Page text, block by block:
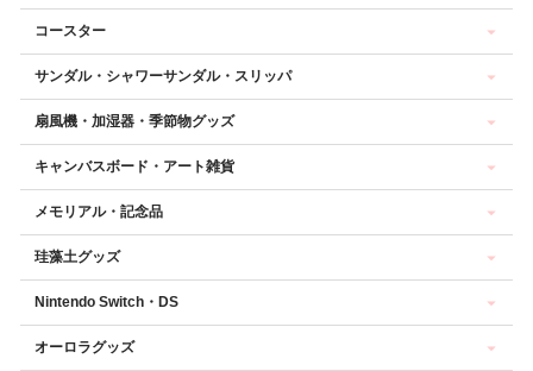
コースター
サンダル・シャワーサンダル・スリッパ
扇風機・加湿器・季節物グッズ
キャンバスボード・アート雑貨
メモリアル・記念品
珪藻土グッズ
Nintendo Switch・DS
オーロラグッズ